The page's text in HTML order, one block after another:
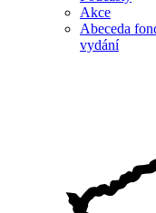
Akce
Abeceda
vydání